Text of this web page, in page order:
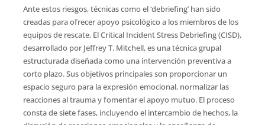
Ante estos riesgos, técnicas como el ‘debriefing’ han sido
creadas para ofrecer apoyo psicológico a los miembros de los
equipos de rescate. El Critical Incident Stress Debriefing (CISD),
desarrollado por Jeffrey T. Mitchell, es una técnica grupal
estructurada diseñada como una intervención preventiva a
corto plazo. Sus objetivos principales son proporcionar un
espacio seguro para la expresión emocional, normalizar las
reacciones al trauma y fomentar el apoyo mutuo. El proceso
consta de siete fases, incluyendo el intercambio de hechos, la